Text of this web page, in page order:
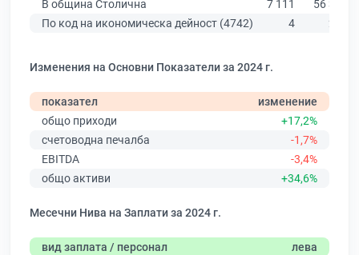
В община Столична 7 111
56 378
По код на икономическа дейност (4742)
4 207
Изменения на Основни Показатели за 2024 г.
показател
изменение
общо приходи
+17,2%
счетоводна печалба
-1,7%
EBITDA
-3,4%
общо активи
+34,6%
Месечни Нива на Заплати за 2024 г.
вид заплата / персонал
лева